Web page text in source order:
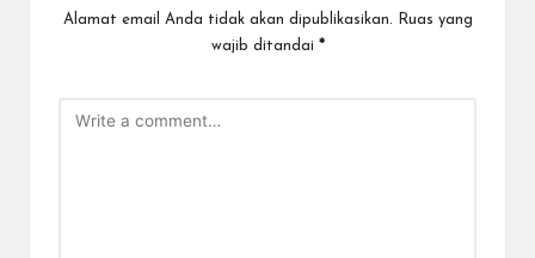
Alamat email Anda tidak akan dipublikasikan.
Ruas yang
wajib ditandai *